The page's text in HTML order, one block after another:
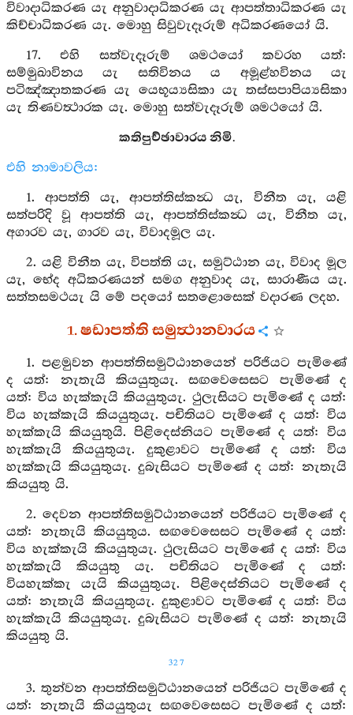
විවාදාධිකරණ යැ අනුවාදාධිකරණ යැ ආපත්තාධිකරණ යැ
කිච්චාධිකරණ යැ. මොහු සිවුවැදෑරුම් අධිකරණයෝ යි.
17. එහි සත්වැදෑරුම් ශමථයෝ කවරහ යත්:
සම්මුඛාවිනය යැ සතිවිනය ය අමූළ්හවිනය යැ
පටිඤ්ඤාතකරණ යැ යෙභූය්‍යසිකා යැ තස්සපාපිය්‍යසිකා
යැ තිණවත්‍ථාරක යැ. මොහු සත්වැදෑරුම් ශමථයෝ යි.
කතිපුච්ඡාවාරය නිමි.
එහි නාමාවලිය:
1. ආපත්ති යැ, ආපත්තිස්කන්‍ධ යැ, විනීත යැ, යළි
සත්පරිදි වූ ආපත්ති යැ, ආපත්තිස්කන්‍ධ යැ, විනීත යැ,
අගාරව යැ, ගාරව යැ, විවාදමූල යැ.
2. යළි විනීත යැ, විපත්ති යැ, සමුට්ඨාන යැ, විවාද මූල
යැ, භේද අධිකරණයන් සමග අනුවාද යැ, සාරාණීය යැ.
සත්තසමථයැ යි මේ පදයෝ සතළොසෙක් වදාරණ ලදහ.
1. ෂඩාපත්ති සමුත්‍ථානවාරය
1. පළමුවන ආපත්තිසමුට්ඨානයෙන් පරිජියට පැමිණේ
ද යත්: නැතැයි කියයුතුයැ. සඟවෙසෙසට පැමිණේ ද
යත්: විය හැක්කැයි කියයුතුයැ. ථුලැසියට පැමිණේ ද යත්:
විය හැක්කැයි කියයුතුයැ. පචිතියට පැමිණේ ද යත්: විය
හැක්කැයි කියයුතුයි. පිළිදෙස්නියට පැමිණේ ද යත්: විය
හැක්කැයි කියයුතුයැ. දුකුළාවට පැමිණේ ද යත්: විය
හැක්කැයි කියයුතුයැ. දුබැසියට පැමිණේ ද යත්: නැතැයි
කියයුතු යි.
2. දෙවන ආපත්තිසමුට්ඨානයෙන් පරිජියට පැමිණේ ද
යත්: නැතැයි කියයුතුය. සඟවෙසෙසට පැමිණේ ද යත්:
විය හැක්කැයි කියයුතුයැ. ථුලැසියට පැමිණේ ද යත්: විය
හැක්කැයි කියයුතු යැ. පචිතියට පැමිණේ ද යත්:
වියහැක්කැ යැයි කියයුතුයැ. පිළිදෙස්නියට පැමිණේ ද
යත්: නැතැයි කියයුතුයැ. දුකුළාවට පැමිණේ ද යත්: විය
හැක්කැයි කියයුතුයැ. දුබැසියට පැමිණේ ද යත්: නැතැයි
කියයුතු යි.
327
3. තුන්වන ආපත්තිසමුට්ඨානයෙන් පරිජියට පැමිණේ ද
යත්: නැතැයි කියයුතුයැ සඟවෙසෙසට පැමිණේ ද යත්: